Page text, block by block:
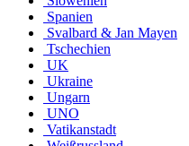
Spanien
Svalbard & Jan Mayen
Tschechien
UK
Ukraine
Ungarn
UNO
Vatikanstadt